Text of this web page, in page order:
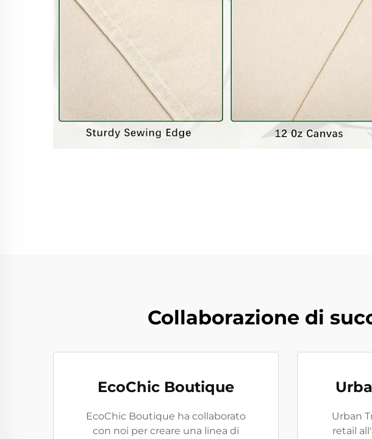
Collaborazione di
EcoChic Boutique
EcoChic Boutique ha collaborato
con noi per creare una linea di
Urban
retail